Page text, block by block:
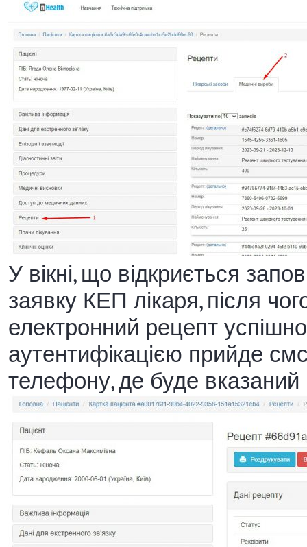
У вікні, що відкриється
заявку КЕП лікаря, після
електронний рецепт
аутентифікацією прийде
телефону, де буде